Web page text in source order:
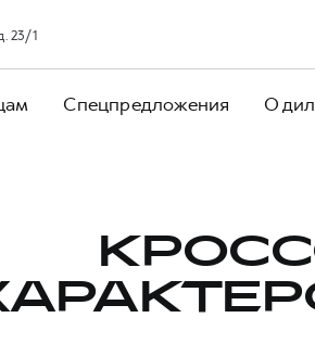
23/1
Спецпредложения О